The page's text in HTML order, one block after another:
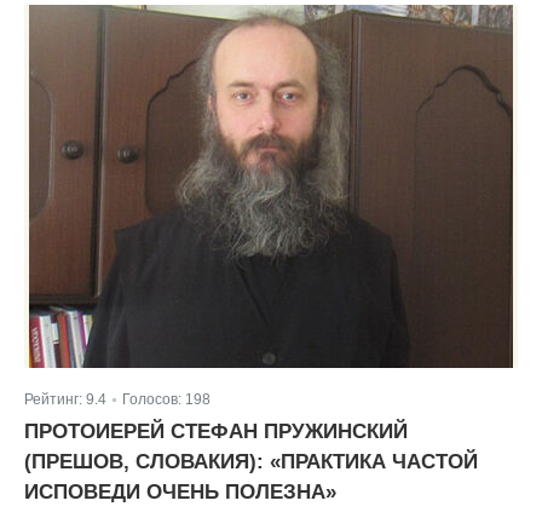
Рейтинг: 9.4 Голосов: 198
ПРОТОИЕРЕЙ СТЕФАН ПРУЖИНСКИЙ
(ПРЕШОВ, СЛОВАКИЯ): «ПРАКТИКА ЧАСТОЙ
ИСПОВЕДИ ОЧЕНЬ ПОЛЕЗНА»